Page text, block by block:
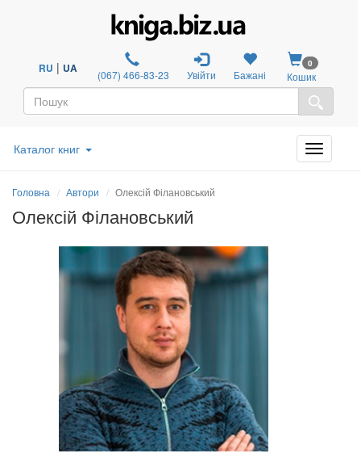
RU | UA (067) 466-83-23 Увійти Бажані
0
Кошик
Каталог книг
Головна Автори Олексій Філановський
Олексій Філановський